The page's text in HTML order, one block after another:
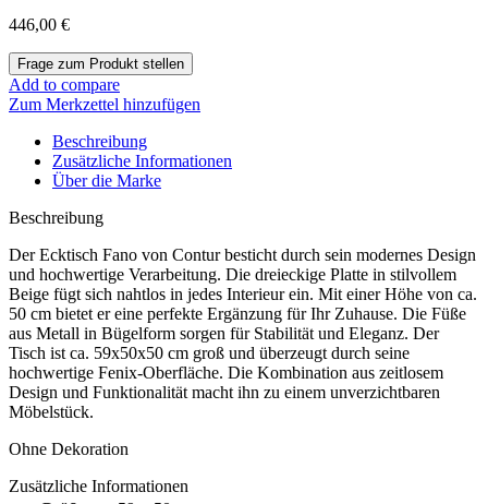
446,00 €
Add to compare
Zum Merkzettel hinzufügen
Beschreibung
Zusätzliche Informationen
Über die Marke
Beschreibung
Der Ecktisch Fano von Contur besticht durch sein modernes Design
und hochwertige Verarbeitung. Die dreieckige Platte in stilvollem
Beige fügt sich nahtlos in jedes Interieur ein. Mit einer Höhe von ca.
50 cm bietet er eine perfekte Ergänzung für Ihr Zuhause. Die Füße
aus Metall in Bügelform sorgen für Stabilität und Eleganz. Der
Tisch ist ca. 59x50x50 cm groß und überzeugt durch seine
hochwertige Fenix-Oberfläche. Die Kombination aus zeitlosem
Design und Funktionalität macht ihn zu einem unverzichtbaren
Möbelstück.
Ohne Dekoration
Zusätzliche Informationen